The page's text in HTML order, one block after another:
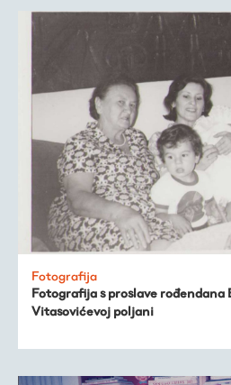
O nama
Fotografija
Fotografija s proslave rođendana
Vitasovićevoj poljani